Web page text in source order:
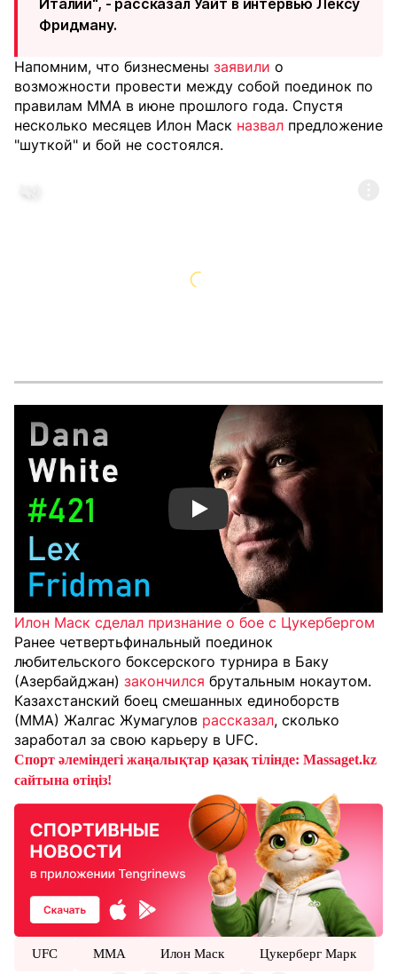
Италии", - рассказал Уайт в интервью Лексу
Фридману.
Напомним, что бизнесмены заявили о
возможности провести между собой поединок по
правилам MMA в июне прошлого года. Спустя
несколько месяцев Илон Маск назвал предложение
"шуткой" и бой не состоялся.
Смотреть видео YouTube
Илон Маск сделал признание о бое с Цукербергом
Ранее четвертьфинальный поединок
любительского боксерского турнира в Баку
(Азербайджан) закончился брутальным нокаутом.
Казахстанский боец смешанных единоборств
(ММА) Жалгас Жумагулов рассказал, сколько
заработал за свою карьеру в UFC.
Спорт әлеміндегі жаңалықтар қазақ тілінде: Massaget.kz
сайтына өтіңіз!
UFC MMA Илон Маск Цукерберг Марк